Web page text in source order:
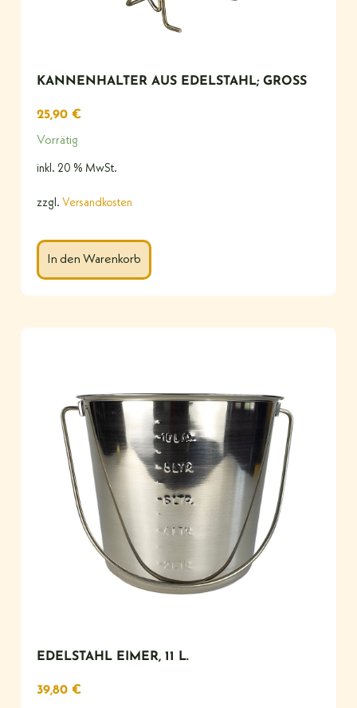
KANNENHALTER AUS EDELSTAHL; GROSS
25,90 €
Vorrätig
inkl. 20 % MwSt.
zzgl. Versandkosten
In den Warenkorb
EDELSTAHL EIMER, 11 L.
39,80 €